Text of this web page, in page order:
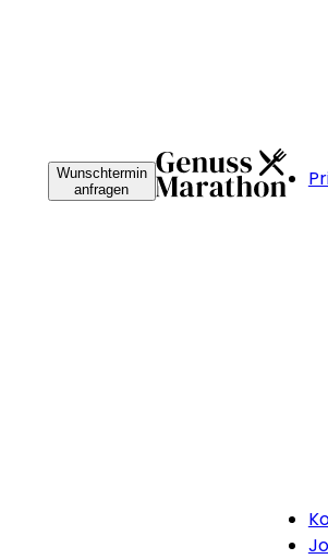
Wunschtermin
anfragen